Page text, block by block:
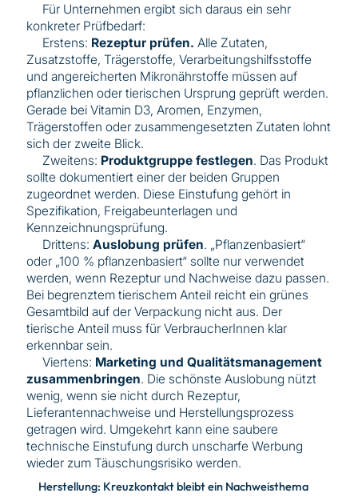
Für Unternehmen ergibt sich daraus ein sehr
konkreter Prüfbedarf:
Erstens: Rezeptur prüfen. Alle Zutaten,
Zusatzstoffe, Trägerstoffe, Verarbeitungshilfsstoffe
und angereicherten Mikronährstoffe müssen auf
pflanzlichen oder tierischen Ursprung geprüft werden.
Gerade bei Vitamin D3, Aromen, Enzymen,
Trägerstoffen oder zusammengesetzten Zutaten lohnt
sich der zweite Blick.
Zweitens: Produktgruppe festlegen. Das Produkt
sollte dokumentiert einer der beiden Gruppen
zugeordnet werden. Diese Einstufung gehört in
Spezifikation, Freigabeunterlagen und
Kennzeichnungsprüfung.
Drittens: Auslobung prüfen. „Pflanzenbasiert“
oder „100 % pflanzenbasiert“ sollte nur verwendet
werden, wenn Rezeptur und Nachweise dazu passen.
Bei begrenztem tierischem Anteil reicht ein grünes
Gesamtbild auf der Verpackung nicht aus. Der
tierische Anteil muss für VerbraucherInnen klar
erkennbar sein.
Viertens: Marketing und Qualitätsmanagement
zusammenbringen. Die schönste Auslobung nützt
wenig, wenn sie nicht durch Rezeptur,
Lieferantennachweise und Herstellungsprozess
getragen wird. Umgekehrt kann eine saubere
technische Einstufung durch unscharfe Werbung
wieder zum Täuschungsrisiko werden.
Herstellung: Kreuzkontakt bleibt ein Nachweisthema